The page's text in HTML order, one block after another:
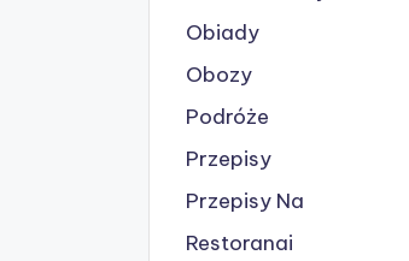
Obiady
Obozy
Podróże
Przepisy
Przepisy Na
Restoranai